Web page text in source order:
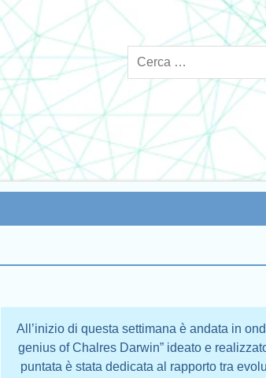
All’inizio di questa settimana è andata in
genius of Chalres Darwin” ideato e
puntata è stata dedicata al rapporto tra